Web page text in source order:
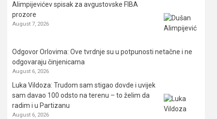
Alimpijevićev spisak za avgustovske FIBA
prozore
August 7, 2026
Odgovor Orlovima: ​Ove tvrdnje su u potpunosti netačne i ne
odgovaraju činjenicama
August 6, 2026
Luka Vildoza: Trudom sam stigao dovde i uvijek
sam davao 100 odsto na terenu – to želim da
radim i u Partizanu
August 6, 2026